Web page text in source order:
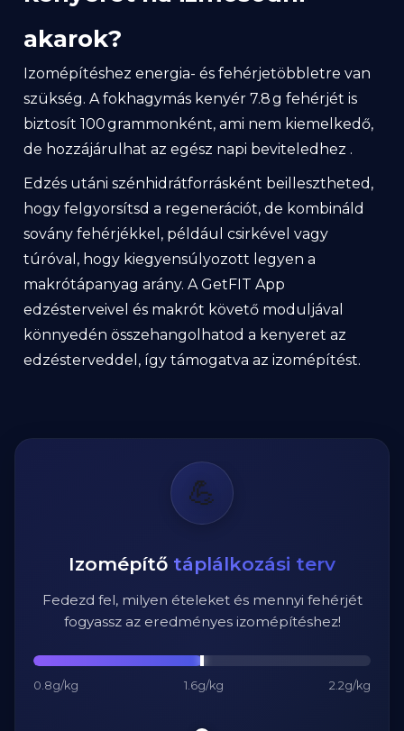
akarok?
Izomépítéshez energia- és fehérjetöbbletre van
szükség. A fokhagymás kenyér 7.8 g fehérjét is
biztosít 100 grammonként, ami nem kiemelkedő,
de hozzájárulhat az egész napi beviteledhez .
Edzés utáni szénhidrátforrásként beillesztheted,
hogy felgyorsítsd a regenerációt, de kombináld
sovány fehérjékkel, például csirkével vagy
túróval, hogy kiegyensúlyozott legyen a
makrótápanyag arány. A GetFIT App
edzésterveivel és makrót követő moduljával
könnyedén összehangolhatod a kenyeret az
edzésterveddel, így támogatva az izomépítést.
💪
Izomépítő táplálkozási terv
Fedezd fel, milyen ételeket és mennyi fehérjét
fogyassz az eredményes izomépítéshez!
0.8g/kg 1.6g/kg 2.2g/kg